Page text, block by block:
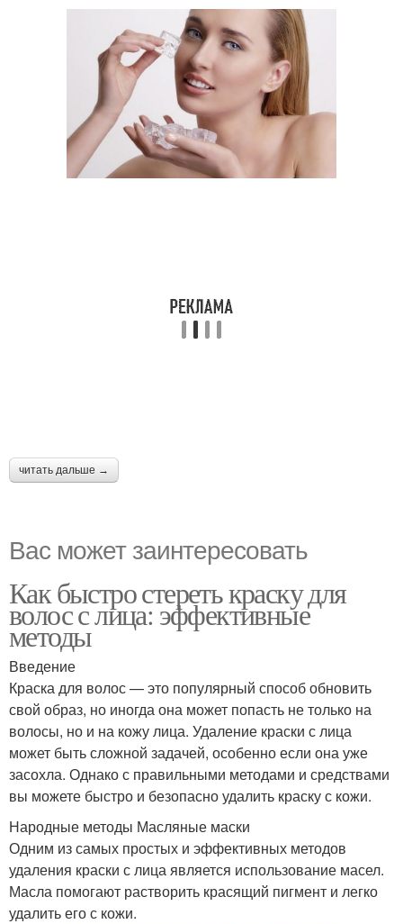
читать дальше →
Вас может заинтересовать
Как быстро стереть краску для
волос с лица: эффективные
методы
Введение
Краска для волос — это популярный способ обновить
свой образ, но иногда она может попасть не только на
волосы, но и на кожу лица. Удаление краски с лица
может быть сложной задачей, особенно если она уже
засохла. Однако с правильными методами и средствами
вы можете быстро и безопасно удалить краску с кожи.
Народные методы Масляные маски
Одним из самых простых и эффективных методов
удаления краски с лица является использование масел.
Масла помогают растворить красящий пигмент и легко
удалить его с кожи.